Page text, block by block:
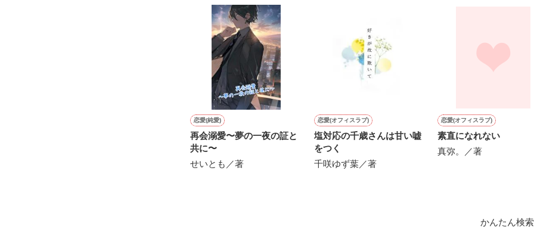
シゴデキで冷徹な上司が見せる素顔は、なぜか想像以上に甘くて……🐥💓🦅
※表紙も作中使用の画像も全てフリー素材です。
※執筆期間2026.6.3〜7.20完結です。
※他サイトさんにて恋愛トレンド1位でした〜良かったら読んで頂けると嬉しいです。
恋愛(純愛)
再会溺愛〜夢の一夜の証と
共に〜
せいとも／著
恋愛(オフィスラブ)
塩対応の千歳さんは甘い嘘
をつく
千咲ゆず葉／著
恋愛(オフィスラブ)
素直になれない
真弥。／著
かんたん検